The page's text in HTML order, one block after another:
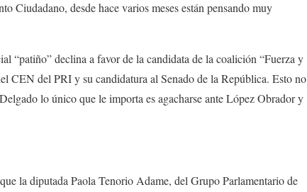
Ciudadano, desde hace varios meses están pensando muy
“patiño” declina a favor de la candidata de la coalición “Fuerza y
CEN del PRI y su candidatura al Senado de la República. Esto no
lo único que le importa es agacharse ante López Obrador y
la diputada Paola Tenorio Adame, del Grupo Parlamentario de